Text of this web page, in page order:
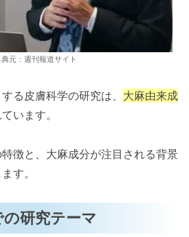
元：週刊報道サイト
る皮膚科学の研究は、 大麻由来成
います。
徴と、大麻成分が注目される背景
す。
研究テーマ